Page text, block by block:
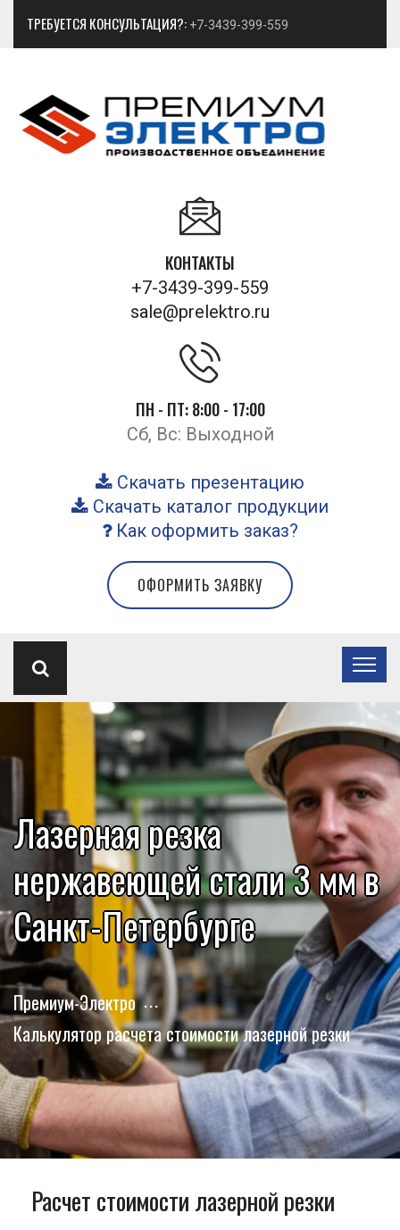
ТРЕБУЕТСЯ КОНСУЛЬТАЦИЯ?: +7-3439-399-559
КОНТАКТЫ
+7-3439-399-559
sale@prelektro.ru
ПН - ПТ: 8:00 - 17:00
Сб, Вс: Выходной
Скачать презентацию
Скачать каталог продукции
Как оформить заказ?
ОФОРМИТЬ ЗАЯВКУ
Лазерная резка
нержавеющей стали 3 мм в
Санкт-Петербурге
Премиум-Электро
Калькулятор расчета стоимости лазерной резки
Расчет стоимости лазерной резки